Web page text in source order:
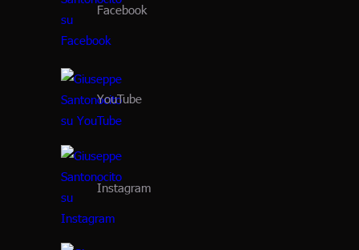
Facebook
YouTube
Instagram